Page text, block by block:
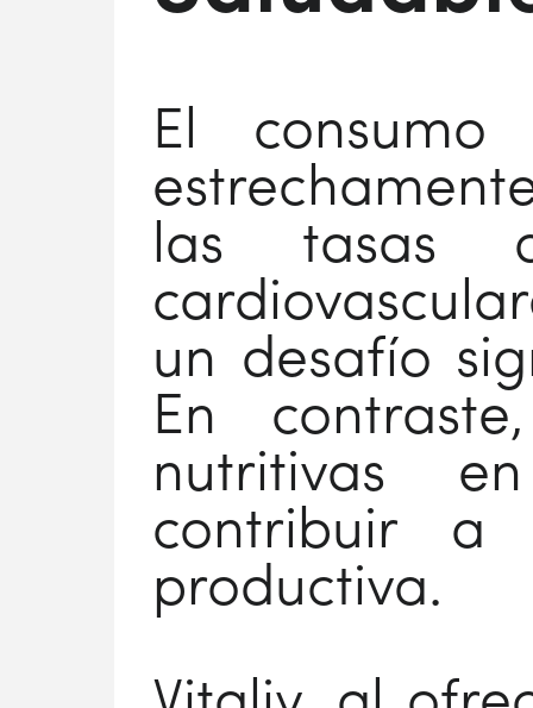
El
las tasas
un desafío
En
nutritivas
contribuir a
productiva.